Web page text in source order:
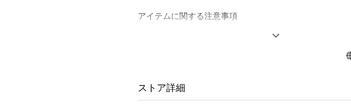
アイテムに関する注意事項
用新案権、商標権、意匠権その他の知的財産権(それらの
は、本アイテムの著作権を有する方、著作隣接権の権利者
ストア詳細